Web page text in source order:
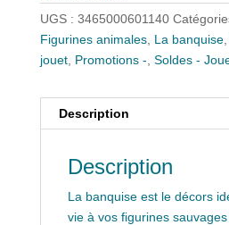
UGS : 3465000601140
Figurines animales, La banquise,
jouet, Promotions - Soldes -
Description
Description
La banquise est le décors
vie à vos figurines